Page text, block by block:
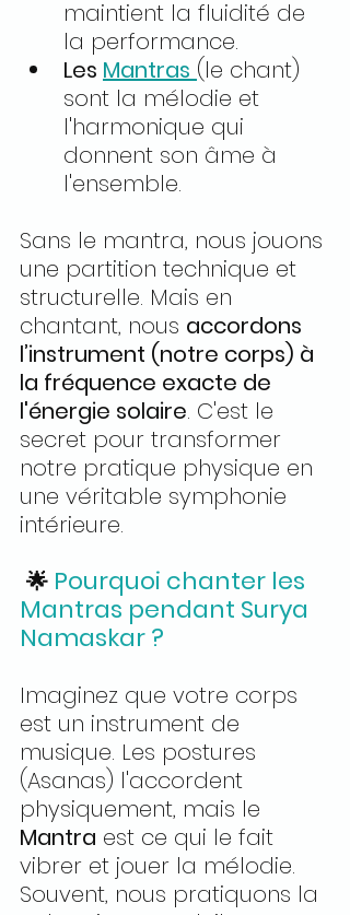
maintient la fluidité de
la performance.
Les Mantras (le chant)
sont la mélodie et
l'harmonique qui
donnent son âme à
l'ensemble.
Sans le mantra, nous jouons
une partition technique et
structurelle. Mais en
chantant, nous accordons
l’instrument (notre corps) à
la fréquence exacte de
l'énergie solaire. C'est le
secret pour transformer
notre pratique physique en
une véritable symphonie
intérieure.
🌟 Pourquoi chanter les
Mantras pendant Surya
Namaskar ?
Imaginez que votre corps
est un instrument de
musique. Les postures
(Asanas) l'accordent
physiquement, mais le
Mantra est ce qui le fait
vibrer et jouer la mélodie.
Souvent, nous pratiquons la